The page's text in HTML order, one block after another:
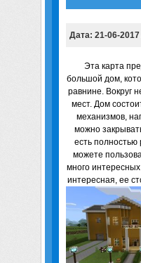
Дата: 21-06-
Эта карта
большой дом,
равнине. Вокруг
мест. Дом
механизмов,
можно
есть
можете
много
интересная, ее